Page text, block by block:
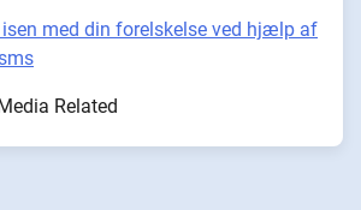
med din forelskelse ved hjælp af
Related